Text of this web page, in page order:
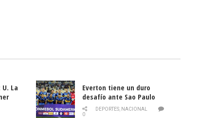
La
Everton tiene un duro
desafío ante Sao Paulo
DEPORTES, NACIONAL
0